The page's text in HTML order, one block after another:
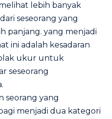
lebih banyak
seseorang yang
panjang. yang menjadi
ini adalah kesadaran
ukur untuk
seseorang
seorang yang
menjadi dua kategori